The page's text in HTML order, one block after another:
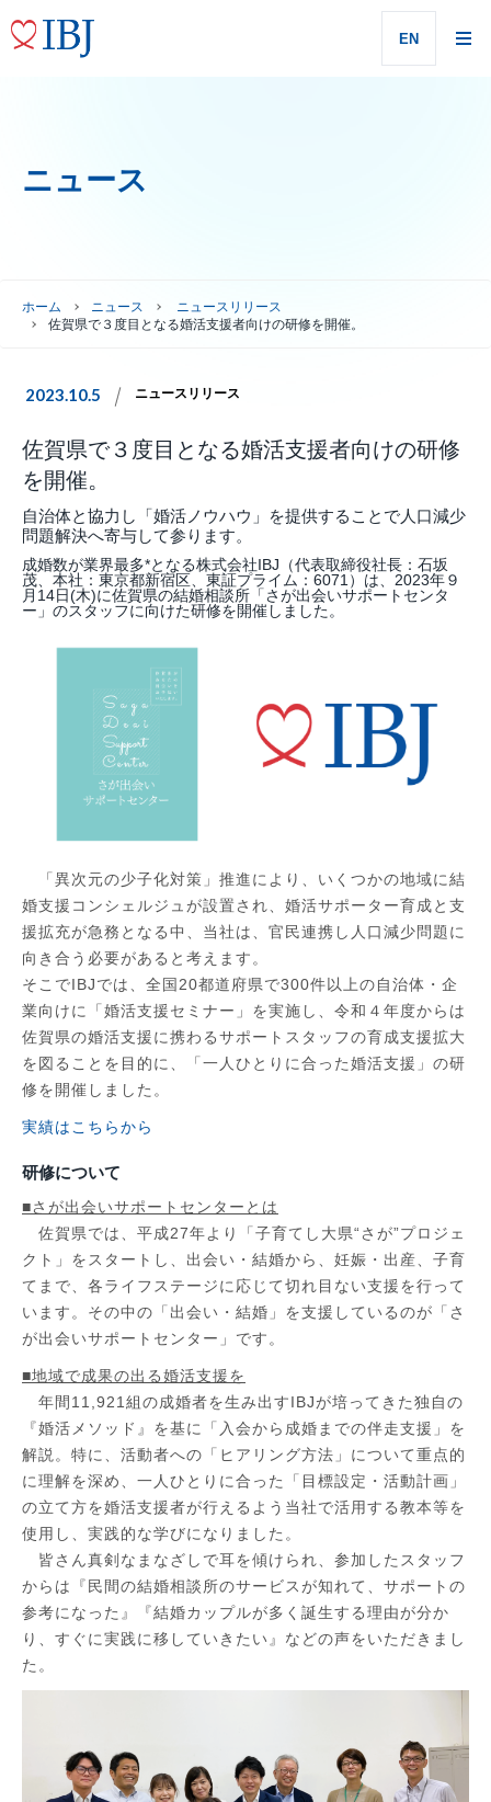
EN
ニュース
ホーム ニュース
ニュースリリース
佐賀県で３度目となる婚活支援者向けの研修を開催。
2023.10.5 ニュースリリース
佐賀県で３度目となる婚活支援者向けの研修
を開催。
自治体と協力し「婚活ノウハウ」を提供することで人口減少
問題解決へ寄与して参ります。
成婚数が業界最多*となる株式会社IBJ（代表取締役社⻑：⽯坂
茂、本社：東京都新宿区、東証プライム：6071）は、2023年９
月14日(木)に佐賀県の結婚相談所「さが出会いサポートセンタ
ー」のスタッフに向けた研修を開催しました。
「異次元の少子化対策」推進により、いくつかの地域に結
婚支援コンシェルジュが設置され、婚活サポーター育成と支
援拡充が急務となる中、当社は、官民連携し人口減少問題に
向き合う必要があると考えます。
そこでIBJでは、全国20都道府県で300件以上の自治体・企
業向けに「婚活支援セミナー」を実施し、令和４年度からは
佐賀県の婚活支援に携わるサポートスタッフの育成支援拡大
を図ることを目的に、「一人ひとりに合った婚活支援」の研
修を開催しました。
実績はこちらから
研修について
■さが出会いサポートセンターとは
佐賀県では、平成27年より「子育てし大県“さが”プロジェ
クト」をスタートし、出会い・結婚から、妊娠・出産、子育
てまで、各ライフステージに応じて切れ目ない支援を行って
います。その中の「出会い・結婚」を支援しているのが「さ
が出会いサポートセンター」です。
■地域で成果の出る婚活支援を
年間11,921組の成婚者を生み出すIBJが培ってきた独自の
『婚活メソッド』を基に「入会から成婚までの伴走支援」を
解説。特に、活動者への「ヒアリング方法」について重点的
に理解を深め、一人ひとりに合った「目標設定・活動計画」
の立て方を婚活支援者が行えるよう当社で活用する教本等を
使用し、実践的な学びになりました。
皆さん真剣なまなざしで耳を傾けられ、参加したスタッフ
からは『民間の結婚相談所のサービスが知れて、サポートの
参考になった』『結婚カップルが多く誕生する理由が分か
り、すぐに実践に移していきたい』などの声をいただきまし
た。